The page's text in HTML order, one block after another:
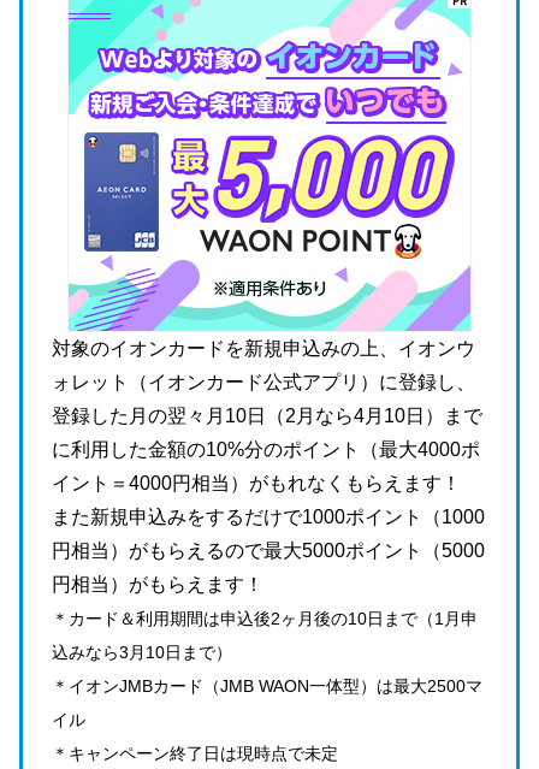
対象のイオンカードを新規申込みの上、イオンウ
ォレット（イオンカード公式アプリ）に登録し、
登録した月の翌々月10日（2月なら4月10日）まで
に利用した金額の10%分のポイント（最大4000ポ
イント＝4000円相当）がもれなくもらえます！
また新規申込みをするだけで1000ポイント（1000
円相当）がもらえるので最大5000ポイント（5000
円相当）がもらえます！
＊カード＆利用期間は申込後2ヶ月後の10日まで（1月申
込みなら3月10日まで）
＊イオンJMBカード（JMB WAON一体型）は最大2500マ
イル
＊キャンペーン終了日は現時点で未定